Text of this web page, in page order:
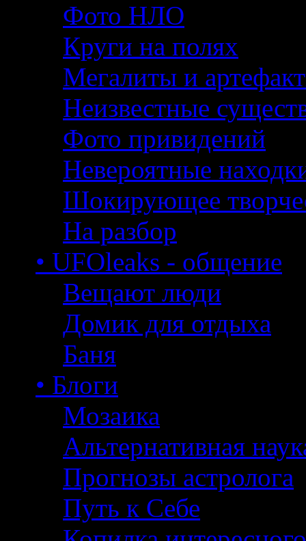
Фото НЛО
Круги на полях
Мегалиты и
Неизвестные
Фото привидений
Невероятные
Шокирующее
На разбор
• UFOleaks - общение
Вещают люди
Домик для отдыха
Баня
• Блоги
Мозаика
Альтернативная
Прогнозы астролога
Путь к Себе